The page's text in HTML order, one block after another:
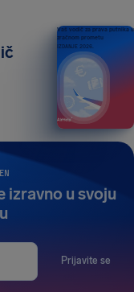
izravno u svoju
Prijavite se
Vaš vodič za prava putnika u
zračnom prometu
IZDANJE 2026.